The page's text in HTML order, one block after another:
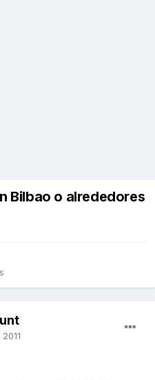
Bilbao o alrededores